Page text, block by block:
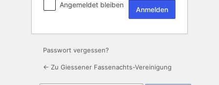
Angemeldet bleiben
Passwort vergessen?
← Zu Giessener Fassenachts-Vereinigung